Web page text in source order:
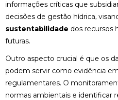
informações críticas que
decisões de gestão hídrica,
sustentabilidade dos recursos
futuras.
Outro aspecto crucial é que os
podem servir como evidência
regulamentares. O
normas ambientais e identificar